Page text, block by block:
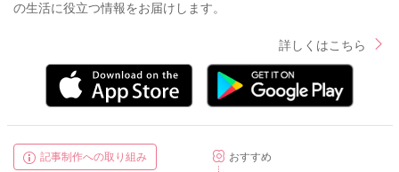
の生活に役立つ情報をお届けします。
詳しくはこちら
記事制作への取り組み
おすすめ